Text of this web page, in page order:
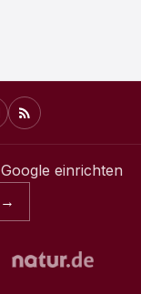
einrichten
→